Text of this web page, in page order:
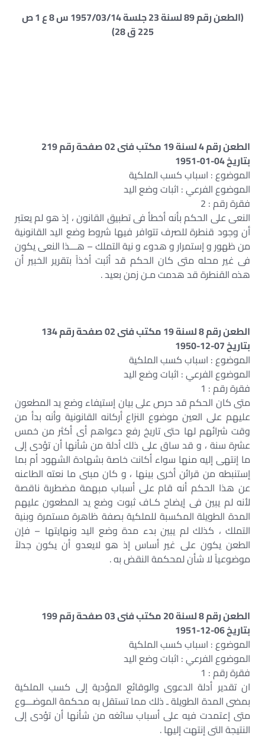
(الطعن رقم 89 لسنة 23 جلسة 1957/03/14 س 8 ع 1 ص
225 ق 28)
الطعن رقم 4 لسنة 19 مكتب فنى 02 صفحة رقم 219
بتاريخ 04-01-1951
الموضوع : اسباب كسب الملكية
الموضوع الفرعي : اثبات وضع اليد
فقرة رقم : 2
النعى على الحكم بأنه أخطأ فى تطبيق القانون ، إذ هو لم يعتبر
أن وجود قنطرة للصرف تتوافر فيها شروط وضع اليد القانونية
من ظهور و إستمرار و هدوء و نية التملك – هـــذا النعى يكون
فى غير محله متى كان الحكم قد أثبت أخذاً بتقرير الخبير أن
هذه القنطرة قد هدمت مـن زمن بعيد .
الطعن رقم 8 لسنة 19 مكتب فنى 02 صفحة رقم 134
بتاريخ 07-12-1950
الموضوع : اسباب كسب الملكية
الموضوع الفرعي : اثبات وضع اليد
فقرة رقم : 1
متى كان الحكم قد حرص على بيان إستيفاء وضع يد المطعون
عليهم على العين موضوع النزاع أركانه القانونية وأنه بدأ من
وقت شرائهم لها حتى تاريخ رفع دعواهم أى أكثر من خمس
عشرة سنة ، و قد ساق على ذلك أدلة من شأنها أن تؤدى إلى
ما إنتهى إليه منها سواء أكانت خاصة بشهادة الشهود أم بما
إستنبطه من قرائن أخرى بينها ، و كان مبنى ما نعته الطاعنه
عن هذا الحكم أنه قام على أسباب مبهمة مضطربة ناقصة
لأنه لم يبين فى إيضاح كـاف ثبوت وضع يد المطعون عليهم
المدة الطويلة المكسبة للملكية بصفة ظاهرة مستمرة وبنية
التملك ، كذلك لم يبين بدء مدة وضع اليد ونهايتها – فإن
الطعن يكون على غير أساس إذ هو لايعدو أن يكون جدلاً
موضوعياً لا شأن لمحكمة النقض به .
الطعن رقم 8 لسنة 20 مكتب فنى 03 صفحة رقم 199
بتاريخ 06-12-1951
الموضوع : اسباب كسب الملكية
الموضوع الفرعي : اثبات وضع اليد
فقرة رقم : 1
ان تقدير أدلة الدعوى والوقائع المؤدية إلى كسب الملكية
بمضى المدة الطويلة ـ ذلك مما تستقل به محكمة الموضـــوع
متى إعتمدت فيه على أسباب سائغه من شأنها أن تؤدى إلى
النتيجة التى إنتهت إليها .